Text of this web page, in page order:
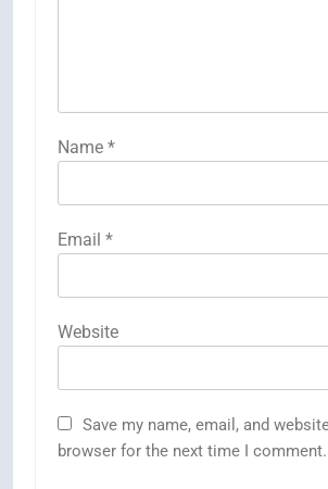
Name *
Email *
Website
Save my name, email, and
browser for the next time I comment.